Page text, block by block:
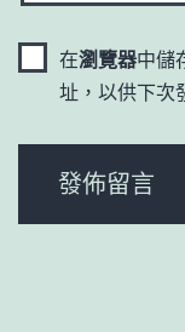
在瀏覽器中儲
址，以供下次